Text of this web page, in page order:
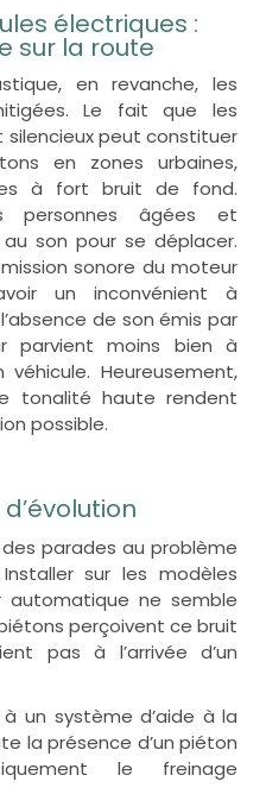
électriques :
sur la route
en revanche, les
Le fait que les
peut constituer
en zones urbaines,
à fort bruit de fond.
personnes âgées et
son pour se déplacer.
sonore du moteur
un inconvénient à
de son émis par
parvient moins bien à
Heureusement,
tonalité haute rendent
possible.
parades au problème
sur les modèles
automatique ne semble
perçoivent ce bruit
pas à l’arrivée d’un
un système d’aide à la
la présence d’un piéton
le freinage